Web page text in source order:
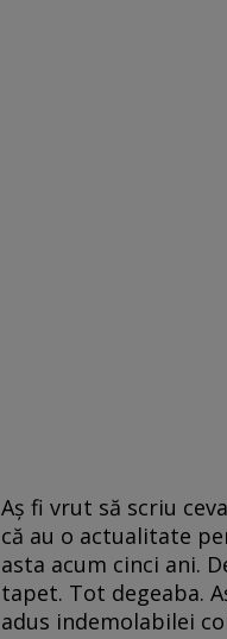
Aş fi vrut să scriu
că au o actualitate
asta acum cinci ani.
tapet. Tot degeaba.
adus indemolabilei